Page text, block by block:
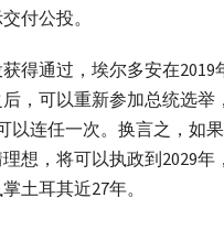
付公投。
得通过，埃尔多安在2019
，可以重新参加总统选举
以连任一次。换言之，如
想，将可以执政到2029年
土耳其近27年。